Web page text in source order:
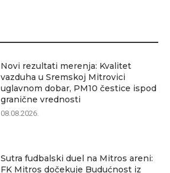
Novi rezultati merenja: Kvalitet
vazduha u Sremskoj Mitrovici
uglavnom dobar, PM10 čestice ispod
granične vrednosti
08.08.2026.
Sutra fudbalski duel na Mitros areni:
FK Mitros dočekuje Budućnost iz